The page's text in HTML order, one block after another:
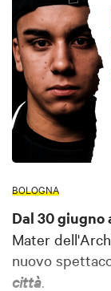
BOLOGNA
Dal 30 giugno
Mater
nuovo
città.